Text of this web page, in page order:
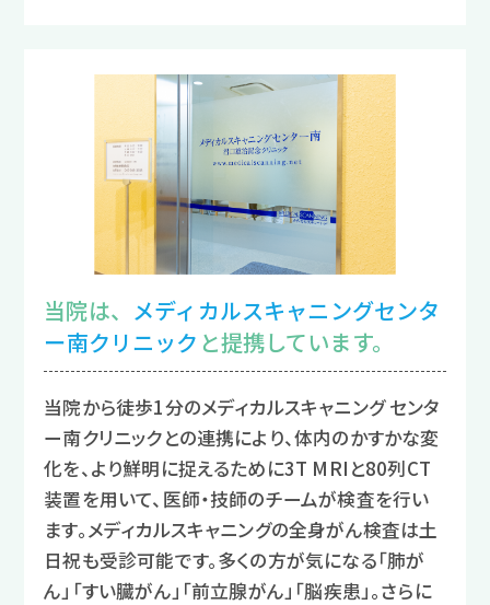
当院は、 メディカルスキャニングセンタ
ー南クリニック と提携しています。
当院から徒歩1分のメディカルスキャニング センタ
ー南クリニックとの連携により、体内のかすかな変
化を、より鮮明に捉えるために3T MRIと80列CT
装置を用いて、医師・技師のチームが検査を行い
ます。メディカルスキャニングの全身がん検査は土
日祝も受診可能です。多くの方が気になる「肺が
ん」「すい臓がん」「前立腺がん」「脳疾患」。さらに